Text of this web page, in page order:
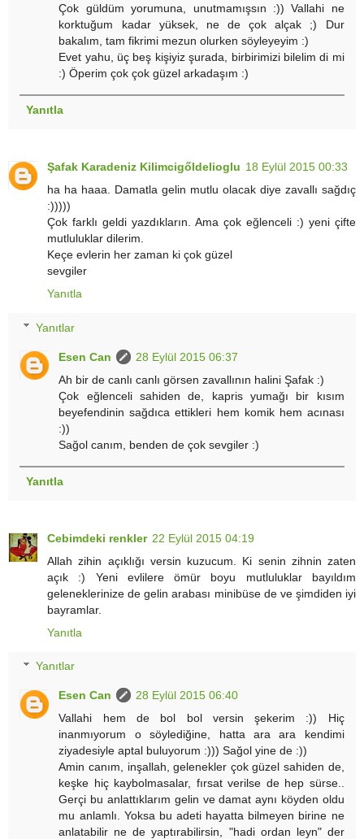
Çok güldüm yorumuna, unutmamışsın :)) Vallahi ne
korktuğum kadar yüksek, ne de çok alçak ;) Dur
bakalım, tam fikrimi mezun olurken söyleyeyim :)
Evet yahu, üç beş kişiyiz şurada, birbirimizi bilelim di mi
:) Öperim çok çok güzel arkadaşım :)
Yanıtla
Şafak Karadeniz Kilimcigőldelioglu 18 Eylül 2015 00:33
ha ha haaa. Damatla gelin mutlu olacak diye zavallı sağdıç
:)))))
Çok farklı geldi yazdıkların. Ama çok eğlenceli :) yeni çifte
mutluluklar dilerim.
Keçe evlerin her zaman ki çok güzel
sevgiler
Yanıtla
Yanıtlar
Esen Can
28 Eylül 2015 06:37
Ah bir de canlı canlı görsen zavallının halini Şafak :)
Çok eğlenceli sahiden de, kapris yumağı bir kısım
beyefendinin sağdıca ettikleri hem komik hem acınası
:))
Sağol canım, benden de çok sevgiler :)
Yanıtla
Cebimdeki renkler 22 Eylül 2015 04:19
Allah zihin açıklığı versin kuzucum. Ki senin zihnin zaten
açık :) Yeni evlilere ömür boyu mutluluklar bayıldım
geleneklerinize de gelin arabası minibüse de ve şimdiden iyi
bayramlar.
Yanıtla
Yanıtlar
Esen Can
28 Eylül 2015 06:40
Vallahi hem de bol bol versin şekerim :)) Hiç
inanmıyorum o söylediğine, hatta ara ara kendimi
ziyadesiyle aptal buluyorum :))) Sağol yine de :))
Amin canım, inşallah, gelenekler çok güzel sahiden de,
keşke hiç kaybolmasalar, fırsat verilse de hep sürse..
Gerçi bu anlattıklarım gelin ve damat aynı köyden oldu
mu anlamlı. Yoksa bu adeti hayatta bilmeyen birine ne
anlatabilir ne de yaptırabilirsin, "hadi ordan leyn" der